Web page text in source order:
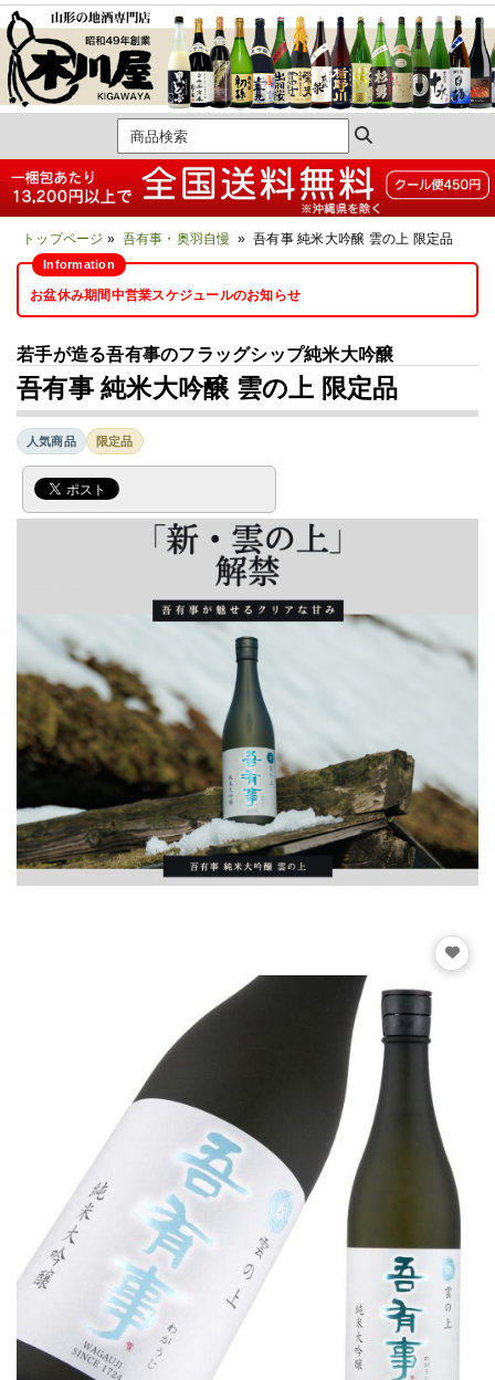
トップページ » 吾有事・奥羽自慢 » 吾有事 純米大吟醸 雲の上 限定品
お盆休み期間中営業スケジュールのお知らせ
若手が造る吾有事のフラッグシップ純米大吟醸
吾有事 純米大吟醸 雲の上 限定品
人気商品 限定品